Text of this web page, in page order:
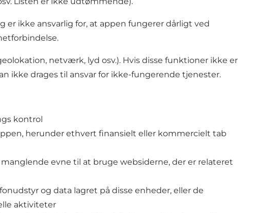
ikke ansvarlig for, at appen fungerer dårligt ved
netværk, lyd osv.). Hvis disse funktioner ikke er
ikke drages til ansvar for ikke-fungerende tjenester.
kontrol
herunder ethvert finansielt eller kommercielt tab
evne til at bruge websiderne, der er relateret
og data lagret på disse enheder, eller de
aktiviteter